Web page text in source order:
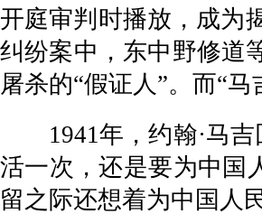
开庭审判时播放，成为
纠纷案中，东中野修道
屠杀的“假证人”。而“
1941年，约翰·马吉
活一次，还是要为中国
留之际还想着为中国人